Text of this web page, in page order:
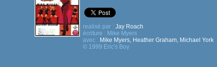
realisé par : Jay Roach
écriture : Mike Myers
avec : Mike Myers, Heather Graham, Michael York
© 1999 Eric's Boy